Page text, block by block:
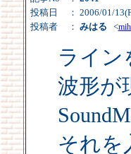
投稿日
： 2006/01/
投稿者
： みはる <
ライン
波形が
それを